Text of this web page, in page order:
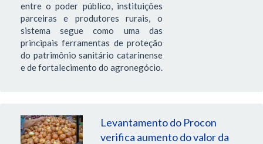
entre o poder público, instituições
parceiras e produtores rurais, o
sistema segue como uma das
principais ferramentas de proteção
do patrimônio sanitário catarinense
e de fortalecimento do agronegócio.
Levantamento do Procon
verifica aumento do valor da